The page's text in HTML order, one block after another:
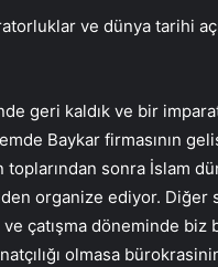
ve dünya tarihi
geri kaldık ve bir
Baykar firmasının
toplarından sonra İslam
organize ediyor. Diğer
çatışma döneminde
olmasa